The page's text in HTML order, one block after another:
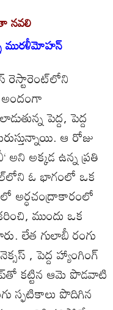
నవలి
మురళీమోహన్
రెస్టారెంట్‌లోని
అందంగా
పెద్ద,పెద్ద
. ఆ రోజు
‘అని అక్కడఉన్నప్రతి
ఓ భాగంలో ఒక
అర్ధచంద్రాకారంలో
, ముందు ఒక
. లేత గులాబీరంగు
నెక్సస్ ,పెద్ద హ్యాంగింగ్
కట్టిన ఆమె పొడవాటి
స్ఫటికాలు పొదిగిన